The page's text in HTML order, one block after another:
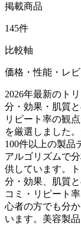
掲載商品
145件
比較軸
価格・性能・レ
2026年最新のト
分・効果・肌質
リピート率の観
を厳選しました
100件以上の製品
アルゴリズムで
供しています。
分・効果、肌質
コミ・リピート
心者の方でも分
います。美容製